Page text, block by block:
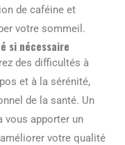
de caféine et
votre sommeil.
si nécessaire
des difficultés à
et à la sérénité,
de la santé. Un
vous apporter un
votre qualité